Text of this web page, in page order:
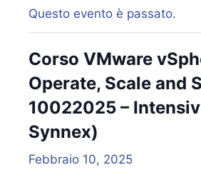
Questo evento è passato.
Corso VMware
Operate, Scale and
10022025 –
Synnex)
Febbraio 10, 2025